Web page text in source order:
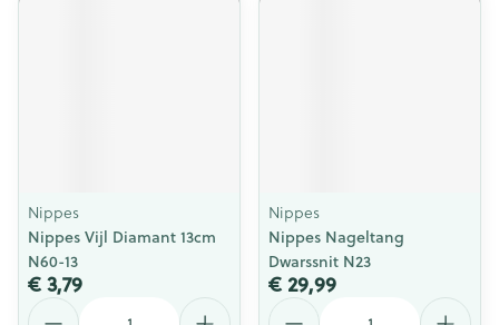
Nippes
Nippes Vijl Diamant 13cm
N60-13
€ 3,79
Nippes
Nippes Nageltang
Dwarssnit N23
€ 29,99
Aantal